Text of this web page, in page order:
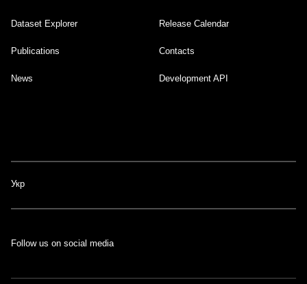
Footer
Dataset Explorer Release Calendar
Publications Contacts
News Development API
Укр
Follow us on social media